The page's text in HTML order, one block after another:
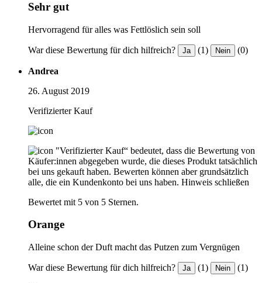
Sehr gut
Hervorragend für alles was Fettlöslich sein soll
War diese Bewertung für dich hilfreich? Ja (1) Nein (0)
Andrea
26. August 2019
Verifizierter Kauf
"Verifizierter Kauf“ bedeutet, dass die Bewertung von
Käufer:innen abgegeben wurde, die dieses Produkt tatsächlich
bei uns gekauft haben. Bewerten können aber grundsätzlich
alle, die ein Kundenkonto bei uns haben. Hinweis schließen
Bewertet mit 5 von 5 Sternen.
Orange
Alleine schon der Duft macht das Putzen zum Vergnügen
War diese Bewertung für dich hilfreich? Ja (1) Nein (1)